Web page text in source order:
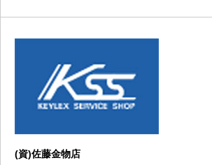
(資)佐藤金物店